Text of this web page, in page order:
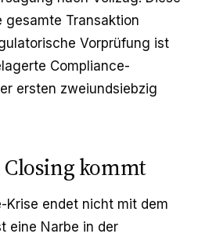
gesamte Transaktion
Vorprüfung ist
Compliance-
ersten zweiundsiebzig
kommt
Krise endet nicht mit dem
eine Narbe in der